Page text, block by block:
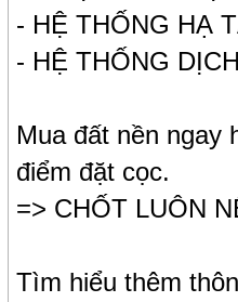
- HỆ THỐNG HẠ
- HỆ THỐNG
Mua đất nền ngay
điểm đặt cọc.
=> CHỐT LUÔN
Tìm hiểu thêm